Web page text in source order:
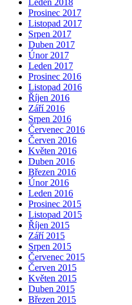
Leden 2018
Prosinec 2017
Listopad 2017
Srpen 2017
Duben 2017
Únor 2017
Leden 2017
Prosinec 2016
Listopad 2016
Říjen 2016
Září 2016
Srpen 2016
Červenec 2016
Červen 2016
Květen 2016
Duben 2016
Březen 2016
Únor 2016
Leden 2016
Prosinec 2015
Listopad 2015
Říjen 2015
Září 2015
Srpen 2015
Červenec 2015
Červen 2015
Květen 2015
Duben 2015
Březen 2015